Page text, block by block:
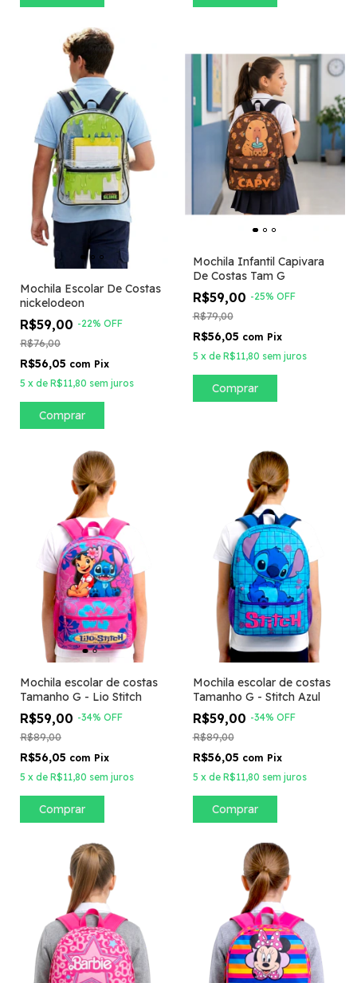
Mochila Escolar De Costas
nickelodeon
R$59,00 -22% OFF
R$76,00
R$56,05 com Pix
5 x de R$11,80 sem juros
Comprar
Mochila Infantil Capivara
De Costas Tam G
R$59,00 -25% OFF
R$79,00
R$56,05 com Pix
5 x de R$11,80 sem juros
Comprar
Mochila escolar de costas
Tamanho G - Lio Stitch
R$59,00 -34% OFF
R$89,00
R$56,05 com Pix
5 x de R$11,80 sem juros
Comprar
Mochila escolar de costas
Tamanho G - Stitch Azul
R$59,00 -34% OFF
R$89,00
R$56,05 com Pix
5 x de R$11,80 sem juros
Comprar